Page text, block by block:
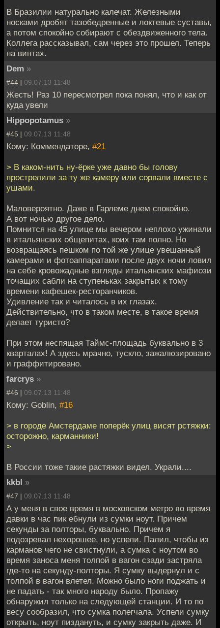
В Бразилии натурально калечат. Железными
носками дробят тазобедренные и локтевые суставы,
а потом спокойно собирают с обездвиженного тела.
Коллега рассказывал, сам через это прошел. Теперь
на винтах.
Dem »
#44 | 09.07.13 11:48
Жесть! Раз 10 пересмотрел пока понял, что и как от
куда увели
Hippopotamus »
#45 | 09.07.13 11:48
Кому: Коммендаторе, #21
> В каком-нить ну-ёрке уже давно бы голову
прострелили за ту же камеру или сорвали вместе с
ушами.
Маловероятно. Даже в Гарлеме днем спокойно.
А вот ночью другое дело.
Помнится на 45 улице мы вечером неплохо ужинали
в итальянских общепитах, коих там полно. Но
возвращаясь пешком по той же улице увешанный
камерами и фотоаппаратами после двух ночи ловил
на себе кровожадные взгляды итальянских мафиози
точащих сабли на ступеньках закрытых к тому
времени кафешек-ресторанчиков.
Удивление так и читалось в их глазах.
Действительно, что в таком месте, в такое время
делает туристо?
При этом неспящая Таймс-площадь буквально в 3
кварталах! А здесь мрачно, тускло, зажалюзировано
и граффитировано.
farcrys »
#46 | 09.07.13 11:48
Кому: Goblin, #16
> в городе Амстердаме поперёк улиц висят рстяжки:
осторожно, карманники!
>
В России тоже такие растяжки видел. Украли....
kkbl »
#47 | 09.07.13 11:48
А у меня в свое время в московском метро во время
давки в час пик ебнули из сумки ноут. Причем
секунды за полторы, буквально. Причем я
подозревал нехорошее, но успели. Палил, чтобы из
карманов чего не свистнули, а сумка с ноутом во
время заноса меня толпой в вагон сзади застряла
где-то на секунду-полторы. Я сумку выдернул и с
толпой в вагон влетел. Можно было ноги поджать и
не падать - так много народу было. Пропажу
обнаружил только на следующей станции. И то по
весу сообразил, что сумка полегчала. Успели сумку
открыть, ноут пиздануть, и сумку закрыть даже. И